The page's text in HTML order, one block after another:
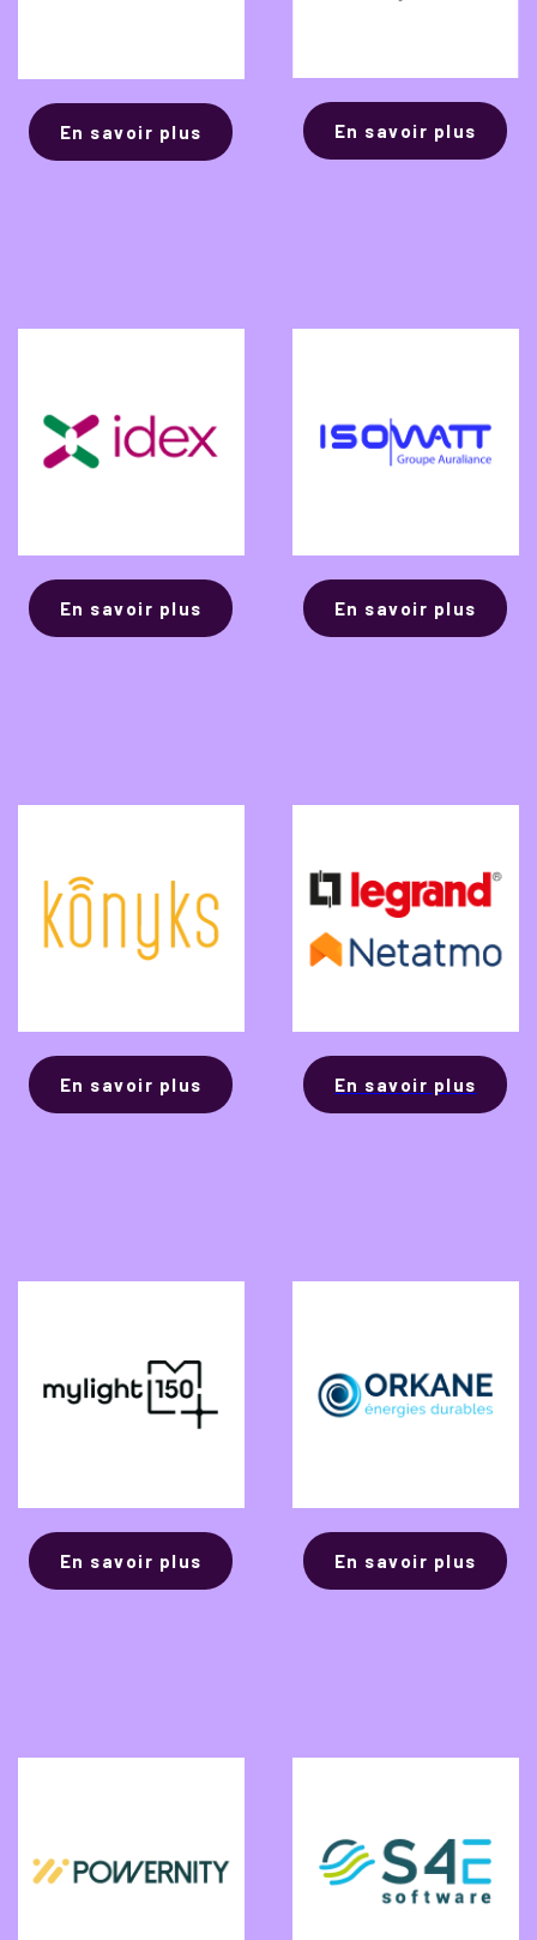
En savoir plus En savoir plus
En savoir plus En savoir plus
En savoir plus En savoir plus
En savoir plus En savoir plus